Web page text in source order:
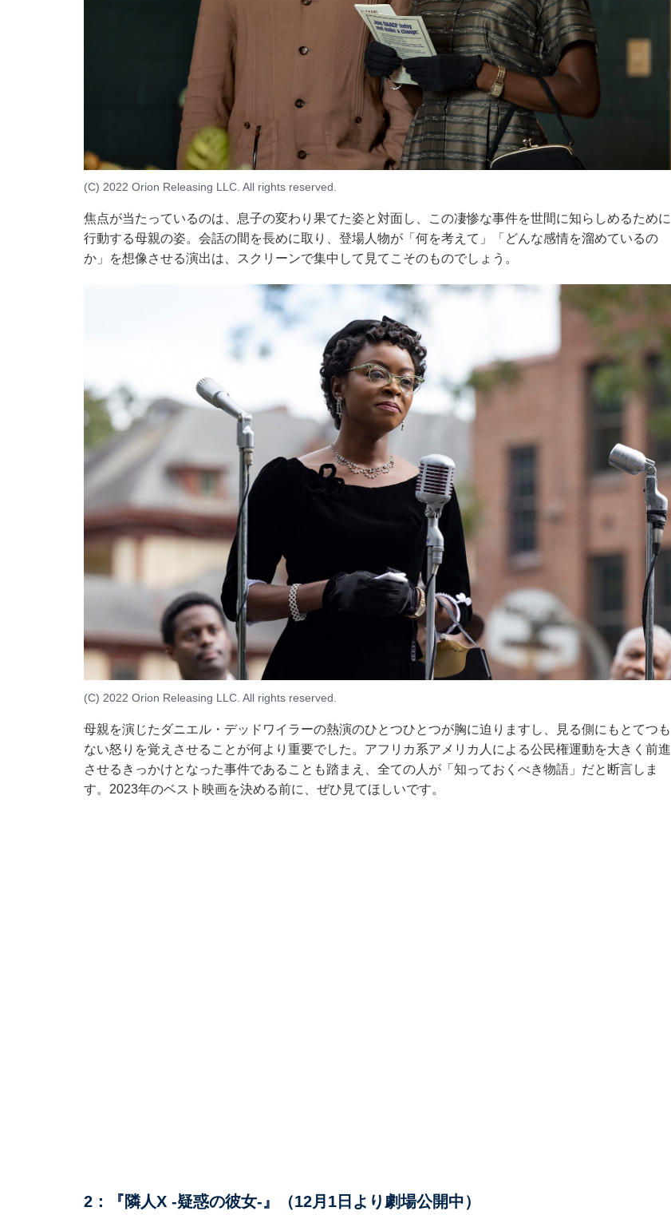
(C) 2022 Orion Releasing LLC. All rights reserved.
焦点が当たっているのは、息子の変わり果てた姿と対面し、この凄惨な事件を世間に知らしめるために
行動する母親の姿。会話の間を長めに取り、登場人物が「何を考えて」「どんな感情を溜めているの
か」を想像させる演出は、スクリーンで集中して見てこそのものでしょう。
(C) 2022 Orion Releasing LLC. All rights reserved.
母親を演じたダニエル・デッドワイラーの熱演のひとつひとつが胸に迫りますし、見る側にもとてつも
ない怒りを覚えさせることが何より重要でした。アフリカ系アメリカ人による公民権運動を大きく前進
させるきっかけとなった事件であることも踏まえ、全ての人が「知っておくべき物語」だと断言しま
す。2023年のベスト映画を決める前に、ぜひ見てほしいです。
2：『隣人X -疑惑の彼女-』（12月1日より劇場公開中）